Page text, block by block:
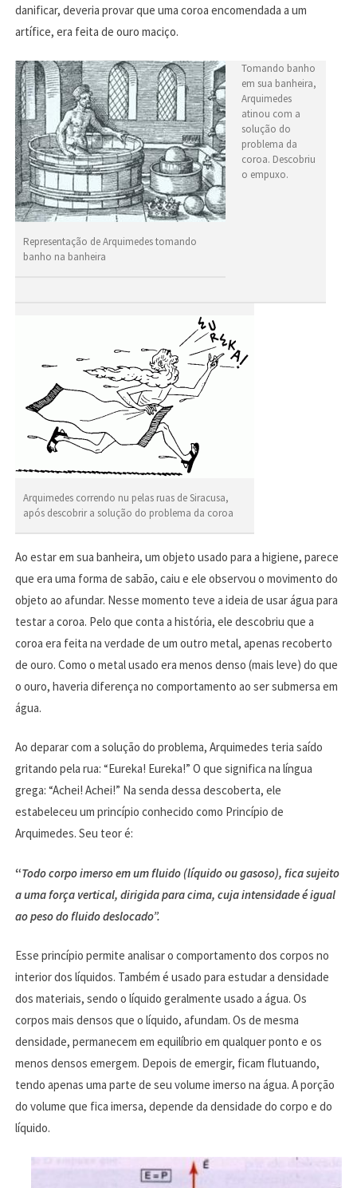
danificar, deveria provar que uma coroa encomendada a um
artífice, era feita de ouro maciço.
Representação de Arquimedes tomando
banho na banheira
Tomando banho
em sua banheira,
Arquimedes
atinou com a
solução do
problema da
coroa. Descobriu
o empuxo.
Arquimedes correndo nu pelas ruas de Siracusa,
após descobrir a solução do problema da coroa
Ao estar em sua banheira, um objeto usado para a higiene, parece
que era uma forma de sabão, caiu e ele observou o movimento do
objeto ao afundar. Nesse momento teve a ideia de usar água para
testar a coroa. Pelo que conta a história, ele descobriu que a
coroa era feita na verdade de um outro metal, apenas recoberto
de ouro. Como o metal usado era menos denso (mais leve) do que
o ouro, haveria diferença no comportamento ao ser submersa em
água.
Ao deparar com a solução do problema, Arquimedes teria saído
gritando pela rua: “Eureka! Eureka!” O que significa na língua
grega: “Achei! Achei!” Na senda dessa descoberta, ele
estabeleceu um princípio conhecido como Princípio de
Arquimedes. Seu teor é:
“Todo corpo imerso em um fluido (líquido ou gasoso), fica sujeito
a uma força vertical, dirigida para cima, cuja intensidade é igual
ao peso do fluido deslocado”.
Esse princípio permite analisar o comportamento dos corpos no
interior dos líquidos. Também é usado para estudar a densidade
dos materiais, sendo o líquido geralmente usado a água. Os
corpos mais densos que o líquido, afundam. Os de mesma
densidade, permanecem em equilíbrio em qualquer ponto e os
menos densos emergem. Depois de emergir, ficam flutuando,
tendo apenas uma parte de seu volume imerso na água. A porção
do volume que fica imersa, depende da densidade do corpo e do
líquido.